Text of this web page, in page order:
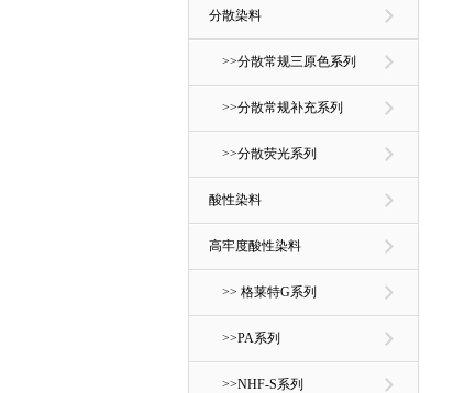
分散染料
>>分散常规三原色系列
>>分散常规补充系列
>>分散荧光系列
酸性染料
高牢度酸性染料
>> 格莱特G系列
>>PA系列
>>NHF-S系列